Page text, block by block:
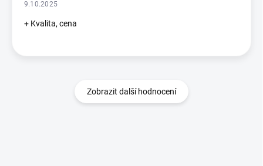
9.10.2025
+ Kvalita, cena
Zobrazit další hodnocení